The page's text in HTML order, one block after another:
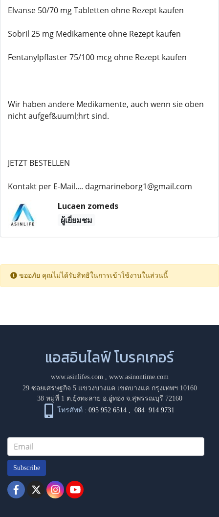
Elvanse 50/70 mg Tabletten ohne Rezept kaufen
Sobril 25 mg Medikamente ohne Rezept kaufen
Fentanylpflaster 75/100 mcg ohne Rezept kaufen
Wir haben andere Medikamente, auch wenn sie oben
nicht aufgef&uuml;hrt sind.
JETZT BESTELLEN
Kontakt per E-Mail.... dagmarineborg1@gmail.com
Lucaen zomeds
ผู้เยี่ยมชม
ขออภัย คุณไม่ได้รับสิทธิในการเข้าใช้งานในส่วนนี้
แอสอินไลฟ์ โบรคเกอร์
www.asinlifes.com, www.asinontime.com
29 ซอยเศรษฐกิจ 5 แขวงบางแค เขตบางแค กรุงเทพฯ 10160
38 หมู่ที่ 1 ต.ยุ้งทะลาย อ.อู่ทอง จ.สุพรรณบุรี 72160
โทรศัพท์ : 095 952 6514 ,084 914 9731
Subscribe